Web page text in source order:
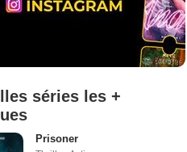
séries les +
Prisoner